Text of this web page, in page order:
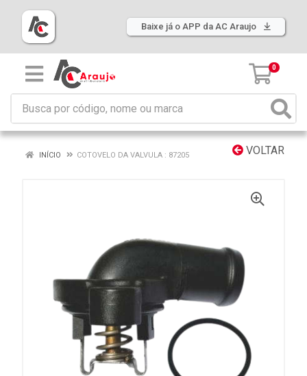
Baixe já o APP da AC Araujo
0
VOLTAR
INÍCIO COTOVELO DA VALVULA : 87205